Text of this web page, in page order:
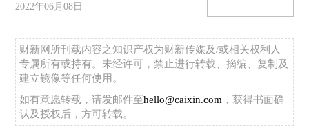
2022年06月08日
财新网所刊载内容之知识产权为财新传媒及/或相关权利人
专属所有或持有。未经许可，禁止进行转载、摘编、复制及
建立镜像等任何使用。
如有意愿转载，请发邮件至hello@caixin.com ，获得书面确
认及授权后，方可转载。